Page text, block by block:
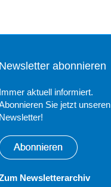
Newsletter abonnieren
Immer aktuell informiert.
Sie jetzt unseren
Newsletter!
Newsletterarchiv